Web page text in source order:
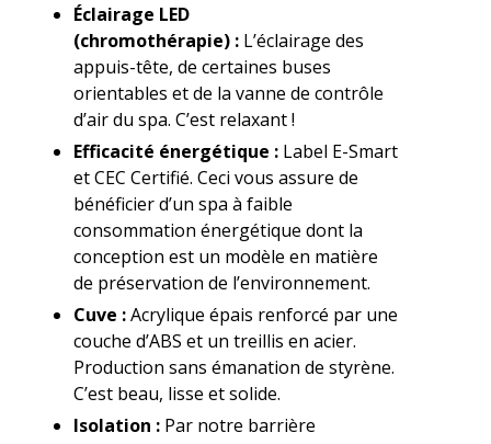
Éclairage LED
(chromothérapie) :L’éclairage des
appuis-tête, de certaines buses
orientables et de la vanne de contrôle
d’air du spa. C’est relaxant !
Efficacité énergétique : Label E-Smart
et CEC Certifié. Ceci vous assure de
bénéficier d’un spa à faible
consommation énergétique dont la
conception est un modèle en matière
de préservation de l’environnement.
Cuve :Acrylique épais renforcé par une
couche d’ABS et un treillis en acier.
Production sans émanation de styrène.
C’est beau, lisse et solide.
Isolation :Par notre barrière